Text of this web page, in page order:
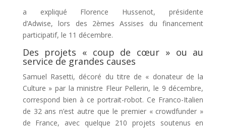
a expliqué Florence Hussenot, présidente
d’Adwise, lors des 2èmes Assises du financement
participatif, le 11 décembre.
Des projets « coup de cœur » ou au
service de grandes causes
Samuel Rasetti, décoré du titre de « donateur de la
Culture » par la ministre Fleur Pellerin, le 9 décembre,
correspond bien à ce portrait-robot. Ce Franco-Italien
de 32 ans n’est autre que le premier « crowdfunder »
de France, avec quelque 210 projets soutenus en